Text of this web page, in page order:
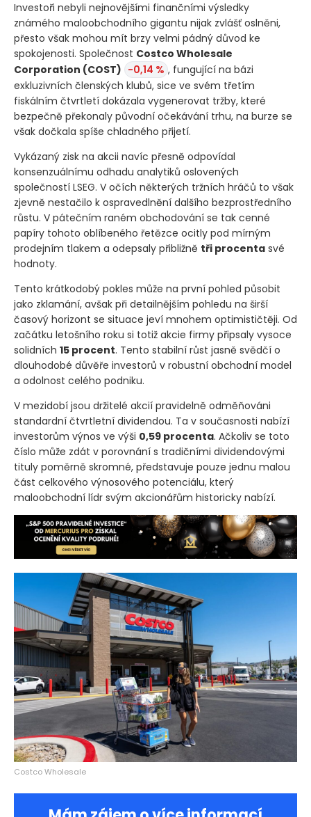
Investoři nebyli nejnovějšími finančními výsledky
známého maloobchodního gigantu nijak zvlášť oslněni,
přesto však mohou mít brzy velmi pádný důvod ke
spokojenosti. Společnost Costco Wholesale
Corporation (COST) -0,14 % , fungující na bázi
exkluzivních členských klubů, sice ve svém třetím
fiskálním čtvrtletí dokázala vygenerovat tržby, které
bezpečně překonaly původní očekávání trhu, na burze se
však dočkala spíše chladného přijetí.
Vykázaný zisk na akcii navíc přesně odpovídal
konsenzuálnímu odhadu analytiků oslovených
společností LSEG. V očích některých tržních hráčů to však
zjevně nestačilo k ospravedlnění dalšího bezprostředního
růstu. V pátečním raném obchodování se tak cenné
papíry tohoto oblíbeného řetězce ocitly pod mírným
prodejním tlakem a odepsaly přibližně tři procenta své
hodnoty.
Tento krátkodobý pokles může na první pohled působit
jako zklamání, avšak při detailnějším pohledu na širší
časový horizont se situace jeví mnohem optimističtěji. Od
začátku letošního roku si totiž akcie firmy připsaly vysoce
solidních 15 procent. Tento stabilní růst jasně svědčí o
dlouhodobé důvěře investorů v robustní obchodní model
a odolnost celého podniku.
V mezidobí jsou držitelé akcií pravidelně odměňováni
standardní čtvrtletní dividendou. Ta v současnosti nabízí
investorům výnos ve výši 0,59 procenta. Ačkoliv se toto
číslo může zdát v porovnání s tradičními dividendovými
tituly poměrně skromné, představuje pouze jednu malou
část celkového výnosového potenciálu, který
maloobchodní lídr svým akcionářům historicky nabízí.
Costco Wholesale